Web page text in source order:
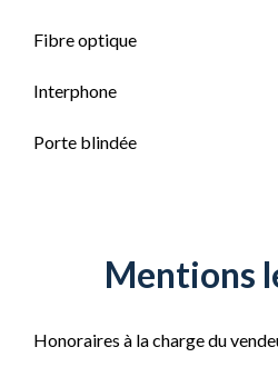
Fibre optique
Interphone
Porte blindée
Mentions
Honoraires à la charge du